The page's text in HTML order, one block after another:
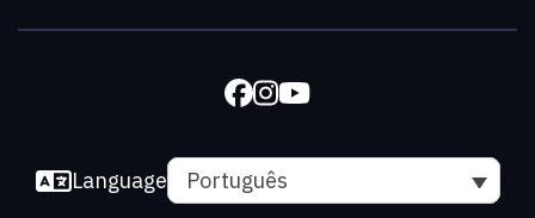
Language Português